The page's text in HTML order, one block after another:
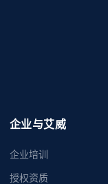
企业与艾威
企业培训
授权资质